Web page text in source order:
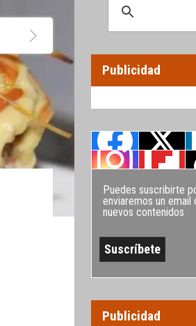
Publicidad
Puedes suscribirte
enviaremos un email
nuevos contenidos
Publicidad